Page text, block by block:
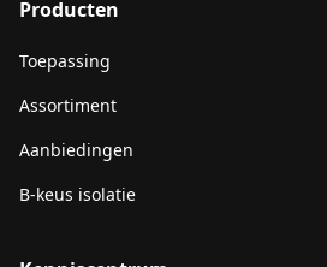
Producten
Toepassing
Assortiment
Aanbiedingen
B-keus isolatie